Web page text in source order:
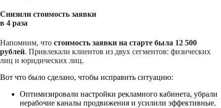
Снизили стоимость заявки
в 4 раза
Напомним, что стоимость заявки на старте была 12 500
рублей. Привлекали клиентов из двух сегментов: физических
лиц и юридических лиц.
Вот что было сделано, чтобы исправить ситуацию:
Оптимизировали настройки рекламного кабинета, убрали
нерабочие каналы продвижения и усилили эффективные.